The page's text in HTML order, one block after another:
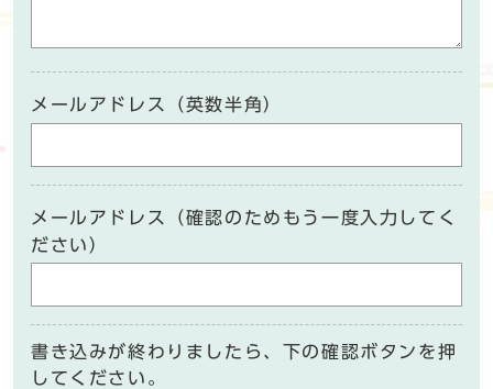
メールアドレス（英数半角）
メールアドレス（確認のためもう一度入力してく
ださい）
書き込みが終わりましたら、下の確認ボタンを押
してください。